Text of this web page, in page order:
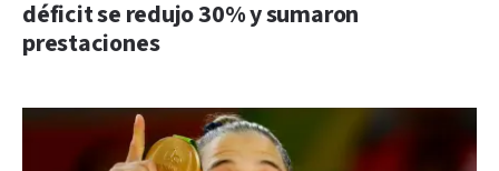
déficit se redujo 30% y sumaron
prestaciones